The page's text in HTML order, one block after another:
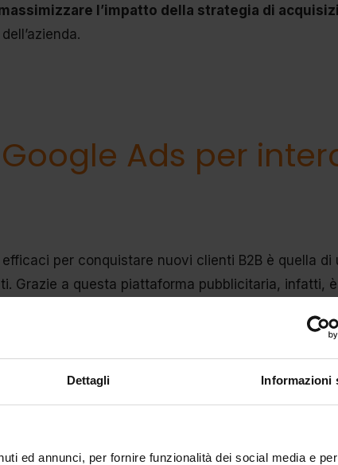
Dettagli Informazioni
ed annunci, per fornire funzionalità dei social media e
l’impatto della strategia di
Ads per
per conquistare nuovi clienti B2B è quella di
Grazie a questa piattaforma pubblicitaria, infatti,
che cercano informazioni sul tuo settore o
potenziali clienti che altrimenti non
Ads, è importante definire con precisione le
creare landing page
specifiche per ogni
e aumentare le possibilità di conversione.
degli annunci e apportare eventuali
siamo un’agenzia Google Partner e